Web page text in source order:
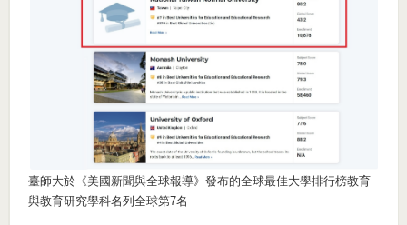
臺師大於《美國新聞與全球報導》發布的全球最佳大學排行榜教育
與教育研究學科名列全球第7名